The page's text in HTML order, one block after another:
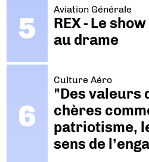
Aviation Générale
REX - Le
au drame
Culture Aéro
"Des valeurs
chères
patriotisme,
sens de